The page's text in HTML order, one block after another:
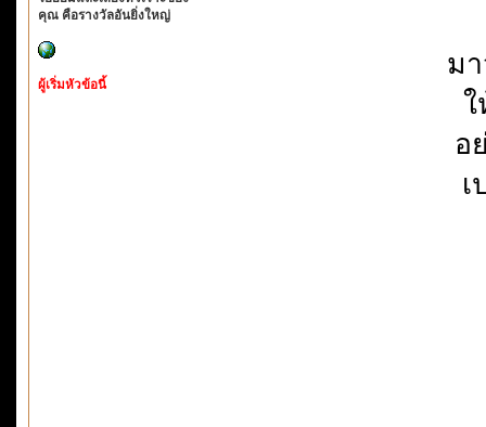
คุณ คือรางวัลอันยิ่งใหญ่
ผู้เริ่มหัวข้อนี้
ม
อ